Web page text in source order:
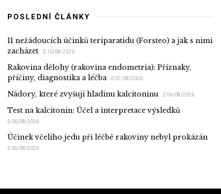
POSLEDNÍ ČLÁNKY
11 nežádoucích účinků teriparatidu (Forsteo) a jak s nimi
zacházet
10/08/2026
Rakovina dělohy (rakovina endometria): Příznaky,
příčiny, diagnostika a léčba
07/08/2026
Nádory, které zvyšují hladinu kalcitoninu 06/08/2026
Test na kalcitonin: Účel a interpretace výsledků
06/08/2026
Účinek včelího jedu při léčbě rakoviny nebyl prokázán
05/08/2026